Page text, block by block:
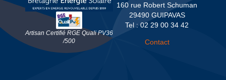
Artisan Certifié RGE Quali PV36
/500
160 rue Robert Schuman
29490 GUIPAVAS
Tel : 02 29 00 34 42
Contact